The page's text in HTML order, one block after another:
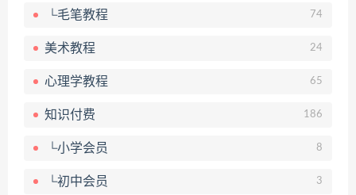
└毛笔教程 74
美术教程 24
心理学教程 65
知识付费 186
└小学会员 8
└初中会员 3